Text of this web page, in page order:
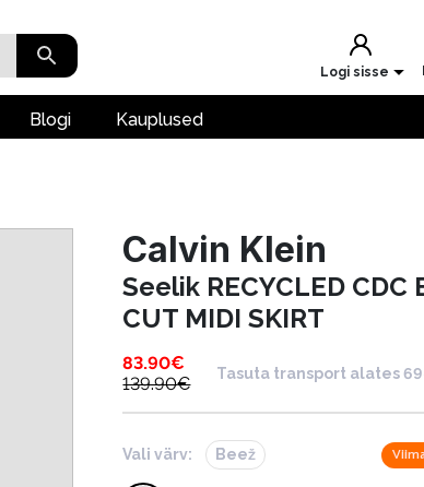
Logi sisse
Blogi Kauplused
Calvin Klein
Seelik RECYCLED CDC
CUT MIDI SKIRT
83.90€
139.90€
Tasuta transport alates
Vali värv: Beež